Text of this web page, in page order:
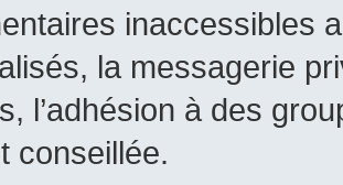
inaccessibles
la messagerie
l’adhésion à des
conseillée.